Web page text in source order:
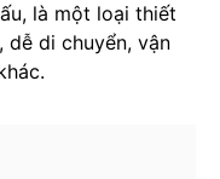
là một loại thiết
dễ di chuyển, vận